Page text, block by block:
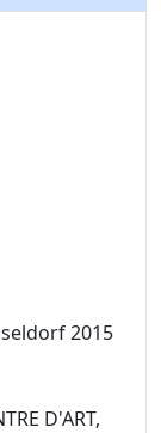
2015
D'ART,